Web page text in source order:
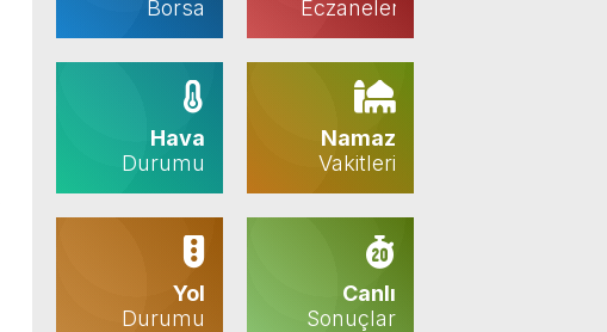
Borsa
Eczaneler
Hava
Durumu
Namaz
Vakitleri
Yol
Durumu
Canlı
Sonuçlar